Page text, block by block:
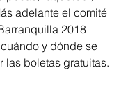
adelante el comité
2018
y dónde se
las boletas gratuitas.